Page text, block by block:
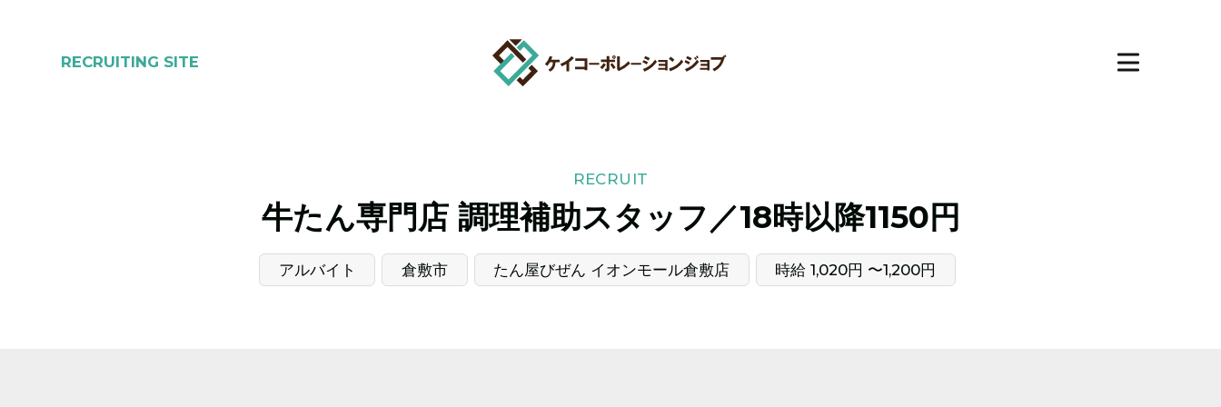
RECRUITING SITE
RECRUIT
牛たん専門店 調理補助スタッフ／18時以降1150円
アルバイト 倉敷市 たん屋びぜん イオンモール倉敷店 時給 1,020円 〜1,200円